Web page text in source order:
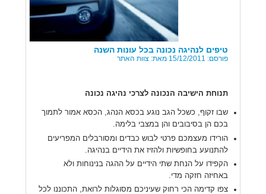
טיפים לנהיגה נכונה בכל עונות השנה
פורסם: 15/12/2011 מאת: צוות האתר
תנוחת הישיבה הנכונה לצרכי נהיגה נכונה
שבו זקוף, כשכל הגב נוגע בכסא הנהג, הכסא אמור לתמוך
בכם הן בסיבובים והן במצבי בלימה.
הורידו מעצמכם פרטי לבוש כבדים ומסורבלים המפריעים
להתנועע בחופשיות ולהזיז את הידיים בנהיגה.
הקפידו על הנחת שתי הידיים על ההגה בנינוחות ולא
באחיזה חזקה מדי.
צפו קדימה הכי רחוק שעיניכם מסוגלות לרואת, התכוננו לכל